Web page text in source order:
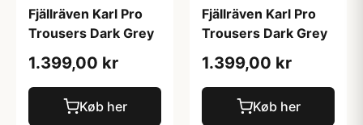
Fjällräven Karl Pro
Trousers Dark Grey
1.399,00 kr
Køb her
Fjällräven Karl Pro
Trousers Dark Grey
1.399,00 kr
Køb her